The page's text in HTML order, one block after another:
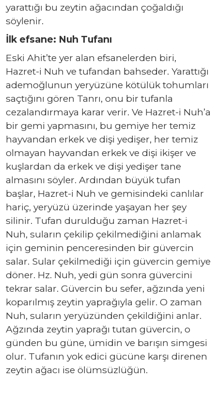
yarattığı bu zeytin ağacından çoğaldığı
söylenir.
İlk efsane: Nuh Tufanı
Eski Ahit’te yer alan efsanelerden biri,
Hazret-i Nuh ve tufandan bahseder. Yarattığı
ademoğlunun yeryüzüne kötülük tohumları
saçtığını gören Tanrı, onu bir tufanla
cezalandırmaya karar verir. Ve Hazret-i Nuh’a
bir gemi yapmasını, bu gemiye her temiz
hayvandan erkek ve dişi yedişer, her temiz
olmayan hayvandan erkek ve dişi ikişer ve
kuşlardan da erkek ve dişi yedişer tane
almasını söyler. Ardından büyük tufan
başlar, Hazret-i Nuh ve gemisindeki canlılar
hariç, yeryüzü üzerinde yaşayan her şey
silinir. Tufan durulduğu zaman Hazret-i
Nuh, suların çekilip çekilmediğini anlamak
için geminin penceresinden bir güvercin
salar. Sular çekilmediği için güvercin gemiye
döner. Hz. Nuh, yedi gün sonra güvercini
tekrar salar. Güvercin bu sefer, ağzında yeni
koparılmış zeytin yaprağıyla gelir. O zaman
Nuh, suların yeryüzünden çekildiğini anlar.
Ağzında zeytin yaprağı tutan güvercin, o
günden bu güne, ümidin ve barışın simgesi
olur. Tufanın yok edici gücüne karşı direnen
zeytin ağacı ise ölümsüzlüğün.